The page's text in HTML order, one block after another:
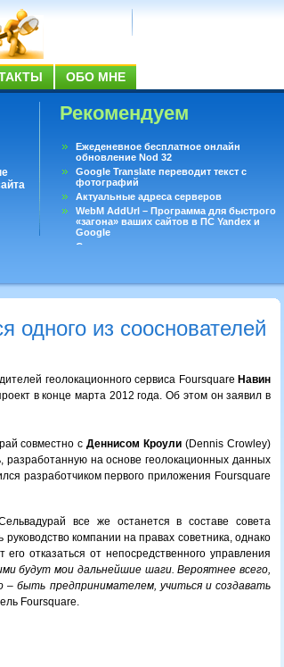
ОБО МНЕ
Рекомендуем
Ежеденевное бесплатное онлайн
обновление Nod 32
Google Translate переводит текст с
фотографий
Актуальные адреса серверов
WebM AddUrl – Программа для быстрого
«загона» ваших сайтов в ПС Yandex и
Google
Существует вопросы, на которые не может
одного из сооснователей
геолокационного сервиса Foursquare Навин
в конце марта 2012 года. Об этом он заявил в
совместно сДеннисом Кроули (Dennis Crowley)
на основе геолокационных данных
разработчиком первого приложения Foursquare
все же останется в составе совета
руководство компании на правах советника, однако
отказаться от непосредственного управления
будут мои дальнейшие шаги. Вероятнее всего,
– быть предпринимателем, учиться и создавать
Foursquare.